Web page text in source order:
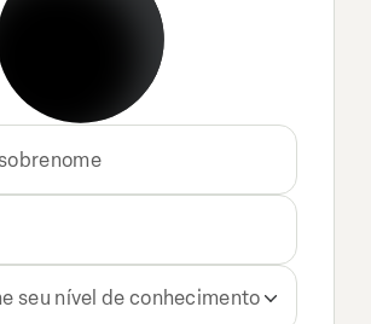
seu nível de conhecimento